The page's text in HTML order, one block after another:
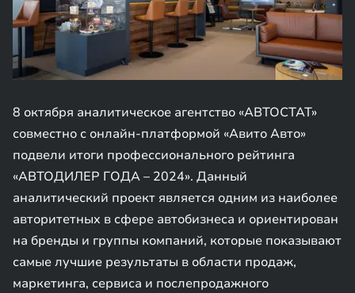
8 октября аналитическое агентство «АВТОСТАТ»
совместно с онлайн-платформой «Авито Авто»
подвели итоги профессионального рейтинга
«АВТОДИЛЕР ГОДА – 2024». Данный
аналитический проект является одним из наиболее
авторитетных в сфере автобизнеса и ориентирован
на бренды и группы компаний, которые показывают
самые лучшие результаты в области продаж,
маркетинга, сервиса и послепродажного